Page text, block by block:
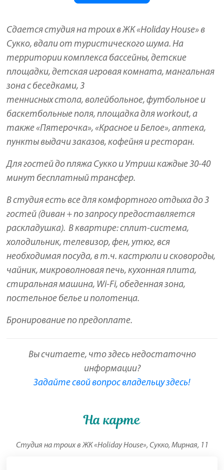
Сдается студия на троих в ЖК «Holiday House» в
Сукко, вдали от туристического шума. На
территории комплекса бассейны, детские
площадки, детская игровая комната, мангальная
зона с беседками, 3
теннисных стола, волейбольное, футбольное и
баскетбольные поля, площадка для workout, а
также «Пятерочка», «Красное и Белое», аптека,
пункты выдачи заказов, кофейня и ресторан.
Для гостей до пляжа Сукко и Утриш каждые 30-40
минут бесплатный трансфер.
В студия есть все для комфортного отдыха до 3
гостей (диван + по запросу предоставляется
раскладушка). В квартире: сплит-система,
холодильник, телевизор, фен, утюг, вся
необходимая посуда, в т.ч. кастрюли и сковороды,
чайник, микроволновая печь, кухонная плита,
стиральная машина, Wi-Fi, обеденная зона,
постельное белье и полотенца.
Бронирование по предоплате.
Вы считаете, что здесь недостаточно
информации?
Задайте свой вопрос владельцу здесь!
На карте
Студия на троих в ЖК «Holiday House», Сукко, Мирная, 11